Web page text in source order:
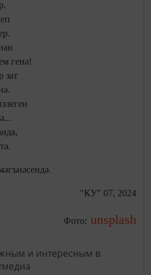
генә!
зат
"КУ" 07, 2024
Фото: unsplash
и интересным в